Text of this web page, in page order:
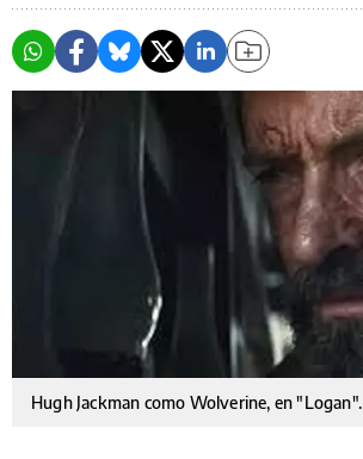
Hugh Jackman como Wolverine, en "Logan".